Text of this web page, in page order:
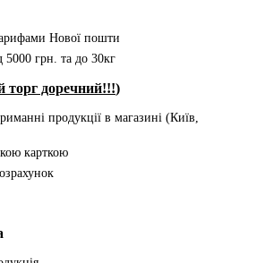
Нової пошти
5000 грн. та до 30кг
торг доречний!!!)
продукції в магазині (Київ,
карткою